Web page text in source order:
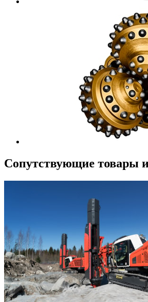
Сопутствующие товары